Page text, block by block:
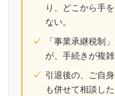
り、どこから手
ない。
「事業承継税制
が、手続きが複
引退後の、ご自
も併せて相談した